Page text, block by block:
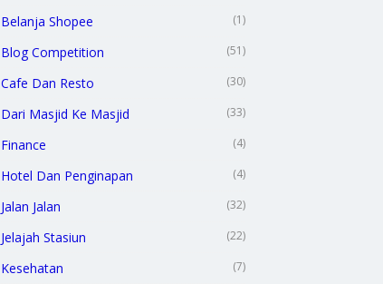
Belanja Shopee (1)
Blog Competition (51)
Cafe Dan Resto (30)
Dari Masjid Ke Masjid (33)
Finance (4)
Hotel Dan Penginapan (4)
Jalan Jalan (32)
Jelajah Stasiun (22)
Kesehatan (7)